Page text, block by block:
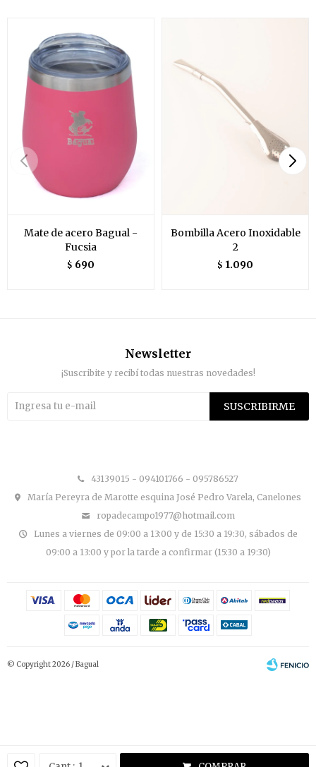
Mate de acero Bagual -
Fucsia
$ 690
Bombilla Acero Inoxidable
2
$ 1.090
43139015 - 094101766 - 095786527
María Pereyra de Marotte esquina José Pedro Varela, Canelones
ropadecampo1977@hotmail.com
Lunes a viernes de 09:00 a 13:00 y de 15:30 a 19:30, sábados de
09:00 a 13:00 y por la tarde a confirmar (15:30 a 19:30)
Newsletter
¡Suscribite y recibí todas nuestras novedades!
SUSCRIBIRME
© Copyright 2026 / Bagual